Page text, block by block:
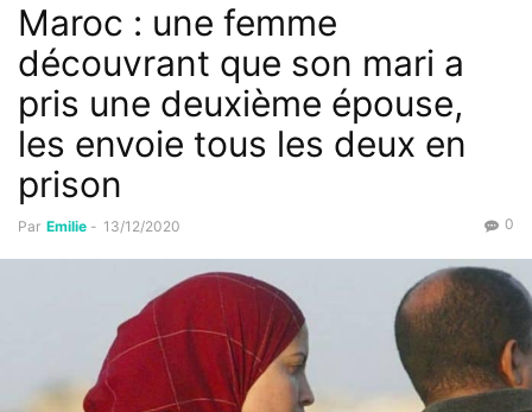
Maroc : une femme
découvrant que son mari a
pris une deuxième épouse,
les envoie tous les deux en
prison
Par Emilie - 13/12/2020 0